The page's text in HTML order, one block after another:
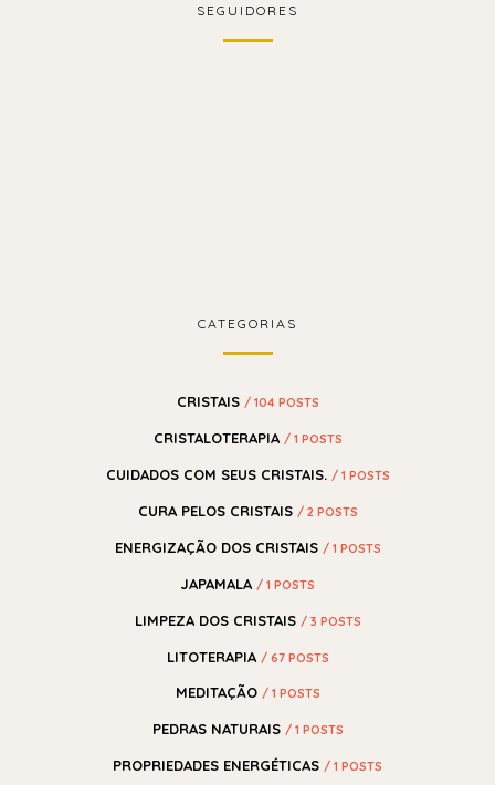
SEGUIDORES
CATEGORIAS
CRISTAIS / 104 POSTS
CRISTALOTERAPIA / 1 POSTS
CUIDADOS COM SEUS CRISTAIS. / 1 POSTS
CURA PELOS CRISTAIS / 2 POSTS
ENERGIZAÇÃO DOS CRISTAIS / 1 POSTS
JAPAMALA / 1 POSTS
LIMPEZA DOS CRISTAIS / 3 POSTS
LITOTERAPIA / 67 POSTS
MEDITAÇÃO / 1 POSTS
PEDRAS NATURAIS / 1 POSTS
PROPRIEDADES ENERGÉTICAS / 1 POSTS